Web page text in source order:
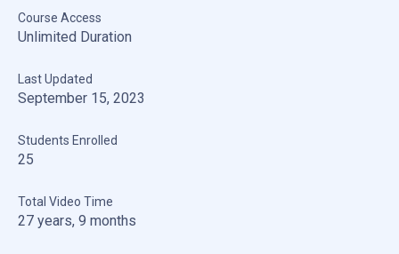
Course Access
Unlimited Duration
Last Updated
September 15, 2023
Students Enrolled
25
Total Video Time
27 years, 9 months